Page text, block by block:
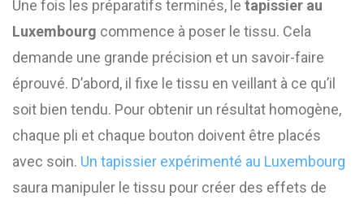
Une fois les préparatifs terminés, le tapissier au
Luxembourg commence à poser le tissu. Cela
demande une grande précision et un savoir-faire
éprouvé. D’abord, il fixe le tissu en veillant à ce qu’il
soit bien tendu. Pour obtenir un résultat homogène,
chaque pli et chaque bouton doivent être placés
avec soin. Un tapissier expérimenté au Luxembourg
saura manipuler le tissu pour créer des effets de